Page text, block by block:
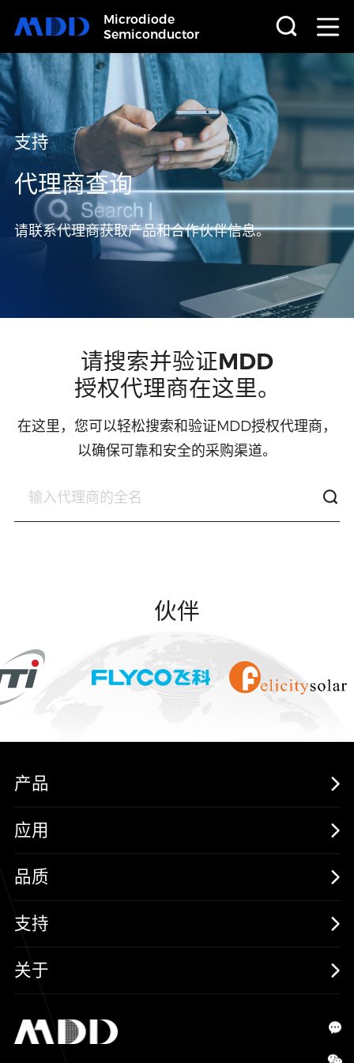
Microdiode
Semiconductor
首页
产品
应用
品质
中文 英文
语言
支持
代理商查询
请联系代理商获取产品和合作伙伴信息。
请搜索并验证MDD
授权代理商在这里。
在这里，您可以轻松搜索和验证MDD授权代理商，
以确保可靠和安全的采购渠道。
伙伴
产品
MOSFETs
保护器件
三极管
SiC
IC
应用
消费电子
汽车电子
新能源
智能家居
品质
可靠性实验室
质量与环境
其他信息(PCN)
支持
样品与支持
关于